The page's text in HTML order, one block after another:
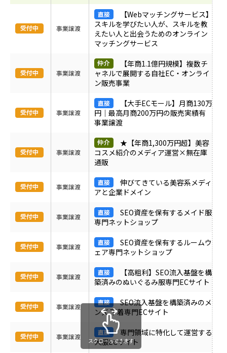
希望価格
月間売上
業界・業種
事業譲渡
【Webマッチングサービス】
スキルを学びたい人が、スキルを教
えたい人と出会うためのオンライン
マッチングサービス
事業譲渡
【年商1.1億円規模】複数チ
ャネルで展開する自社EC・オンライ
ン販売事業
事業譲渡
【大手ECモール】月商130万
円｜最高月商200万円の販売実績有
事業譲渡
事業譲渡
★【年商1,300万円超】美容
コスメ紹介のメディア運営×無在庫
通販
事業譲渡
伸びてきている美容系メディ
アと企業ドメイン
事業譲渡
SEO資産を保有するメイド服
専門ネットショップ
事業譲渡
SEO資産を保有するルームウ
ェア専門ネットショップ
事業譲渡
【高粗利】SEO流入基盤を構
築済みのぬいぐるみ服専門ECサイト
事業譲渡
SEO流入基盤を構築済みのメ
ンズ 下着専門ECサイト
事業譲渡
専門領域に特化して運営する
犬服ECサイト
スクロールできます